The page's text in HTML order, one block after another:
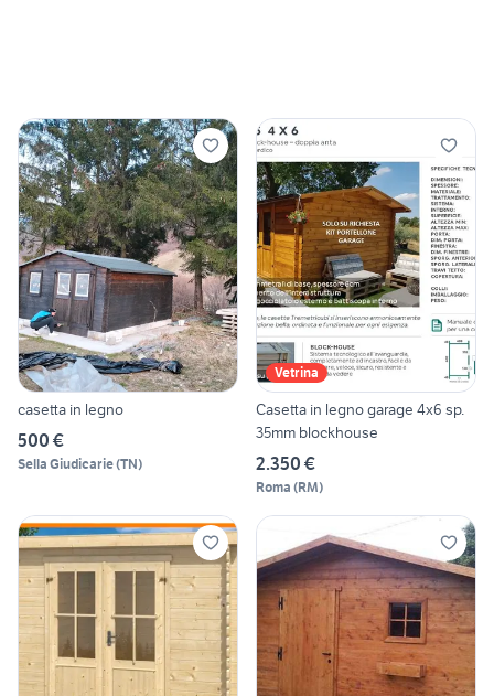
casetta in legno
500 €
Sella Giudicarie(TN)
Vetrina
Casetta in legno garage 4x6 sp.
35mm blockhouse
2.350 €
Roma (RM)